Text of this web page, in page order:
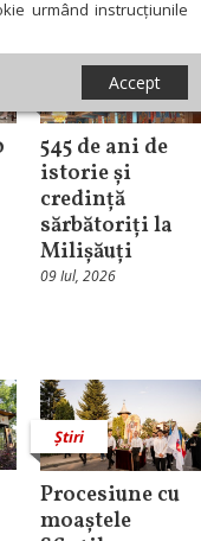
urmând instrucțiunile
Accept
545 de ani de
istorie și
credință
sărbătoriți la
Milișăuți
09 Iul, 2026
Știri
Procesiune cu
moaștele